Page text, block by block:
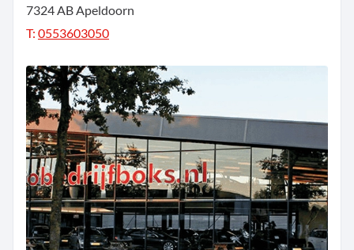
7324 ABApeldoorn
T: 0553603050